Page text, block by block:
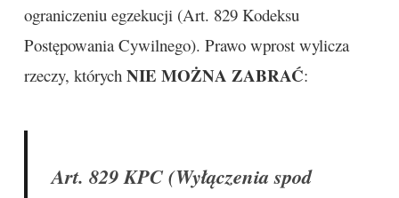
ograniczeniu egzekucji (Art. 829 Kodeksu
Postępowania Cywilnego). Prawo wprost wylicza
rzeczy, których NIE MOŻNA ZABRAĆ:
Art. 829 KPC (Wyłączenia spod